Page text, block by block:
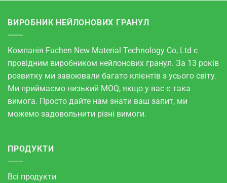
ВИРОБНИК НЕЙЛОНОВИХ ГРАНУЛ
Компанія Fuchen New Material Technology Co, Ltd є
провідним виробником нейлонових гранул. За 13 років
розвитку ми завоювали багато клієнтів з усього світу.
Ми приймаємо низький MOQ, якщо у вас є така
вимога. Просто дайте нам знати ваш запит, ми
можемо задовольнити різні вимоги.
ПРОДУКТИ
Всі продукти